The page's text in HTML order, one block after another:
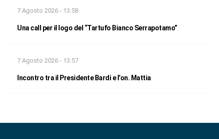
7 Agosto 2026 - 13:58
Una call per il logo del “Tartufo Bianco Serrapotamo”
7 Agosto 2026 - 13:57
Incontro tra il Presidente Bardi e l’on. Mattia